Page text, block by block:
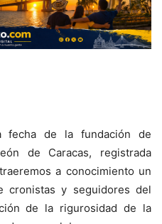
fecha de la fundación de
de Caracas, registrada
a conocimiento un
cronistas y seguidores del
de la rigurosidad de la